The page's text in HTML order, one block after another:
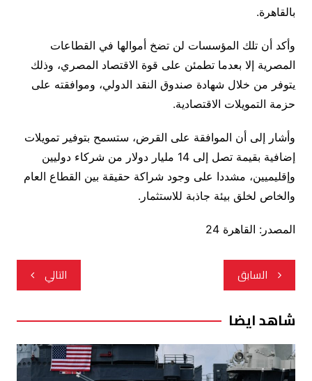
بالقاهرة.
وأكد أن تلك المؤسسات لن تضخ أموالها في القطاعات
المصرية إلا بعدما تطمئن على قوة الاقتصاد المصري، وذلك
يتوفر من خلال شهادة صندوق النقد الدولي، وموافقته على
حزمة التمويلات الاقتصادية.
وأشار إلى أن الموافقة على القرض، ستسمح بتوفير تمويلات
إضافية بقيمة تصل إلى 14 مليار دولار من شركاء دوليين
وإقليميين، مشددا على وجود شراكة حقيقة بين القطاع العام
والخاص لخلق بيئة جاذبة للاستثمار.
المصدر: القاهرة 24
تصفّح
المقالات
السابق التالي
شاهد ايضا